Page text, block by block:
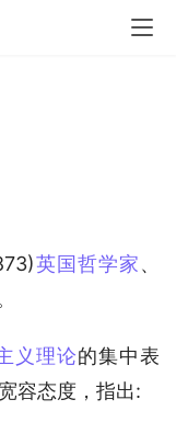
英国哲学家、
义理论的集中表
容态度，指出: